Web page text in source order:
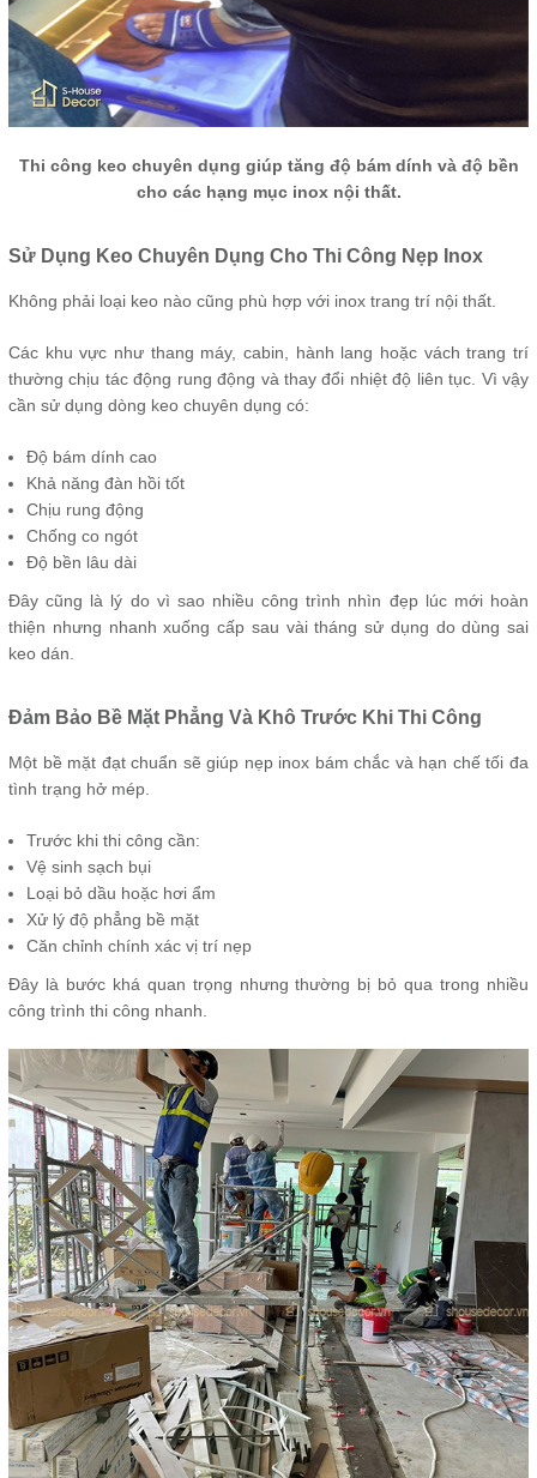
Thi công keo chuyên dụng giúp tăng độ bám dính và độ bền
cho các hạng mục inox nội thất.
Sử Dụng Keo Chuyên Dụng Cho Thi Công Nẹp Inox
Không phải loại keo nào cũng phù hợp với inox trang trí nội thất.
Các khu vực như thang máy, cabin, hành lang hoặc vách trang trí
thường chịu tác động rung động và thay đổi nhiệt độ liên tục. Vì vậy
cần sử dụng dòng keo chuyên dụng có:
Độ bám dính cao
Khả năng đàn hồi tốt
Chịu rung động
Chống co ngót
Độ bền lâu dài
Đây cũng là lý do vì sao nhiều công trình nhìn đẹp lúc mới hoàn
thiện nhưng nhanh xuống cấp sau vài tháng sử dụng do dùng sai
keo dán.
Đảm Bảo Bề Mặt Phẳng Và Khô Trước Khi Thi Công
Một bề mặt đạt chuẩn sẽ giúp nẹp inox bám chắc và hạn chế tối đa
tình trạng hở mép.
Trước khi thi công cần:
Vệ sinh sạch bụi
Loại bỏ dầu hoặc hơi ẩm
Xử lý độ phẳng bề mặt
Căn chỉnh chính xác vị trí nẹp
Đây là bước khá quan trọng nhưng thường bị bỏ qua trong nhiều
công trình thi công nhanh.